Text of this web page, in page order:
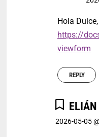
Hola
https://
viewform
REPLY
ELIÁN
2026-05-05